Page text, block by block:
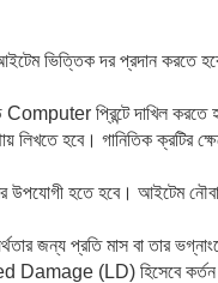
দর প্রদান করতে হবে
প্রিন্টে দাখিল করতে
হবে। গানিতিক ক্রটির
হতে হবে। আইটেম
জন্য প্রতি মাস বা তার
Damage (LD) হিসেবে কর্তন